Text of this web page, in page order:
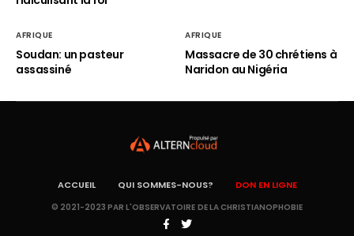
AFRIQUE
Soudan: un pasteur
assassiné
AFRIQUE
Massacre de 30 chrétiens à
Naridon au Nigéria
ACCUEIL QUI SOMMES-NOUS? DON EN LIGNE
© 2021-2023 PAR L'OBSERVATOIRE DE LA CHRISTIANOPHOBIE